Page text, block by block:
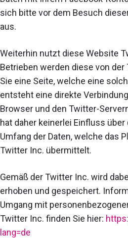
sich bitte vor dem Besuch
aus.
Weiterhin nutzt diese Website
Betrieben werden diese von
Sie eine Seite, welche eine
entsteht eine direkte
Browser und den Twitter-
hat daher keinerlei Einfluss über
Umfang der Daten, welche das
Twitter Inc. übermittelt.
Gemäß der Twitter Inc. wird
erhoben und gespeichert.
Umgang mit
Twitter Inc. finden Sie hier:
lang=de